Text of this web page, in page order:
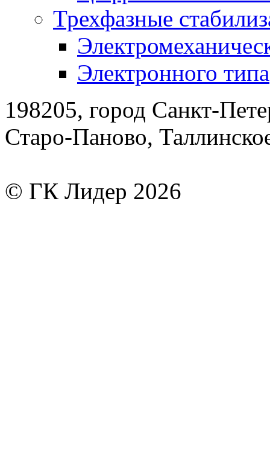
Трехфазные
Электронного типа
198205, город Санкт-
Старо-Паново,
© ГК Лидер 2026